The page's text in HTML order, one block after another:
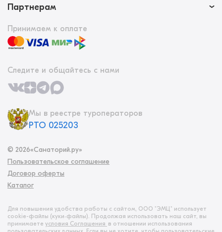
Партнерам
Принимаем к оплате
Следите и общайтесь с нами
Мы в реестре туроператоров
РТО 025203
© 2026«Санаторий.ру»
Пользовательское соглашение
Договор оферты
Каталог
Для повышения удобства работы с сайтом, ООО "ЭМЦ" использует
cookie-файлы (куки‑файлы). Продолжая использовать наш сайт, вы
принимаете условия Соглашения в отношении использования